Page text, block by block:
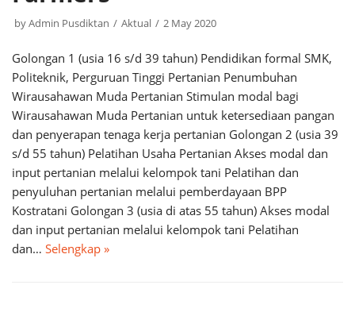
byAdmin Pusdiktan Aktual 2 May 2020
Golongan 1 (usia 16 s/d 39 tahun) Pendidikan formal SMK,
Politeknik, Perguruan Tinggi Pertanian Penumbuhan
Wirausahawan Muda Pertanian Stimulan modal bagi
Wirausahawan Muda Pertanian untuk ketersediaan pangan
dan penyerapan tenaga kerja pertanian Golongan 2 (usia 39
s/d 55 tahun) Pelatihan Usaha Pertanian Akses modal dan
input pertanian melalui kelompok tani Pelatihan dan
penyuluhan pertanian melalui pemberdayaan BPP
Kostratani Golongan 3 (usia di atas 55 tahun) Akses modal
dan input pertanian melalui kelompok tani Pelatihan
dan… Selengkap »